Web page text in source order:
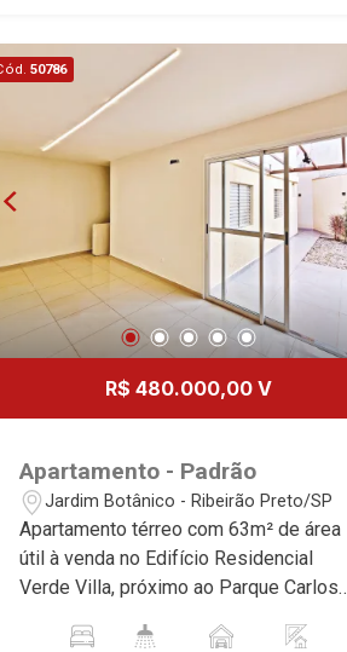
Imobiliária - excelência absoluta no
mercado imobiliário de Ribeirão Preto.
Referência em imóveis de alto padrão,
somos especialistas na venda e
locação de apartamentos nos
condomínios mais desejados da Zona
Sul, reconhecidos por sua segurança,
infraestrutura completa e qualidade de
vida incomparável. Atuamos nos
empreendimentos de maior prestígio
da região, incluindo: Marquises Park,
Sequóia, Blue Diamond, Mirante do Ipê,
Grand Paysage, Praças do Sul, Uber
Miró, Uber Corbusier, Le Monde Parc,
Place Vendôme, Place des Vosges,
L`Ermitage, Bella Vista, Sunset Club,
Amsterdam, Everest, Gran Matisse, Van
Der Rohe, Doppio Spazio, Triomphe,
Solar Del Rey, Jardim de Versailles,
50786
R$ 480.000,00 V
Apartamento - Padrão
Jardim Botânico - Ribeirão Preto/SP
Apartamento térreo com 63m² de área
útil à venda no Edifício Residencial
Verde Villa, próximo ao Parque Carlos
Preto/SP. Conheça as características